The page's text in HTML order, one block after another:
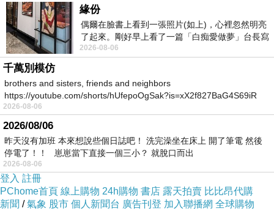
緣份
偶爾在臉書上看到一張照片(如上)，心裡忽然明亮
了起來。剛好早上看了一篇「白痴愛做夢」台長寫
的貼文，在回顧年輕時瘋狂愛上
2026-08-06
千萬別模仿
brothers and sisters, friends and neighbors
https://youtube.com/shorts/hUfepoOgSak?is=xX2f827BaG4S69iR
https
2026-08-06
2026/08/06
昨天沒有加班 本來想說些個日誌吧！ 洗完澡坐在床上 開了筆電 然後
停電了！！ 崽崽當下直接一個三小？ 就脫口而出
2026-08-06
登入 註冊
PChome首頁 線上購物 24h購物 書店 露天拍賣 比比昂代購
新聞 /氣象 股市 個人新聞台 廣告刊登 加入聯播網 全球購物